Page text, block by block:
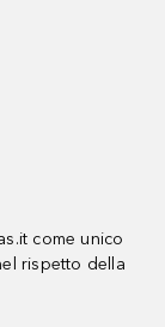
come unico
rispetto della